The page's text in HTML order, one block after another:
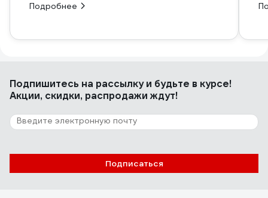
Подробнее
Подпишитесь на рассылкуи будьте в курсе!
Акции, скидки, распродажи ждут!
Подписаться